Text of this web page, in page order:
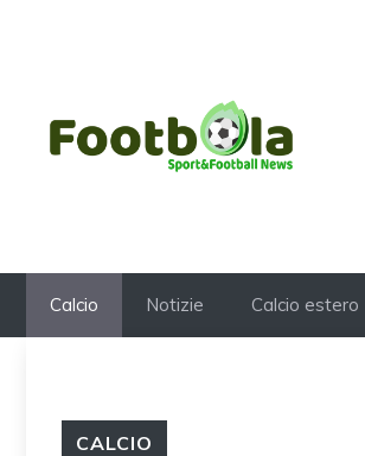
Calcio Notizie Calcio estero
CALCIO